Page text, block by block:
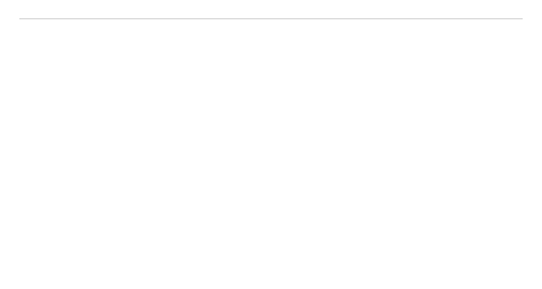
Центробанк Турции ставки ФРС США